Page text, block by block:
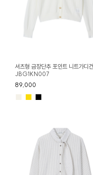
셔츠형 금장단추 포인트 니트가디건
JBG1KN007
89,000
■ ■